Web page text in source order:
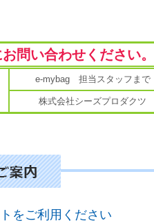
問い合わせください。
e-mybag 担当スタッフまで
株式会社シーズプロダクツ
をご利用ください